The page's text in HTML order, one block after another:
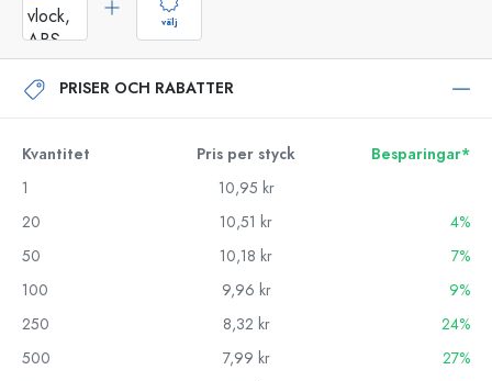
välj
PRISER OCH RABATTER
Kvantitet Pris per styck
Besparingar*
1
10,95 kr
20
10,51 kr
4%
50
10,18 kr
7%
100
9,96 kr
9%
250
8,32 kr
24%
500
7,99 kr
27%